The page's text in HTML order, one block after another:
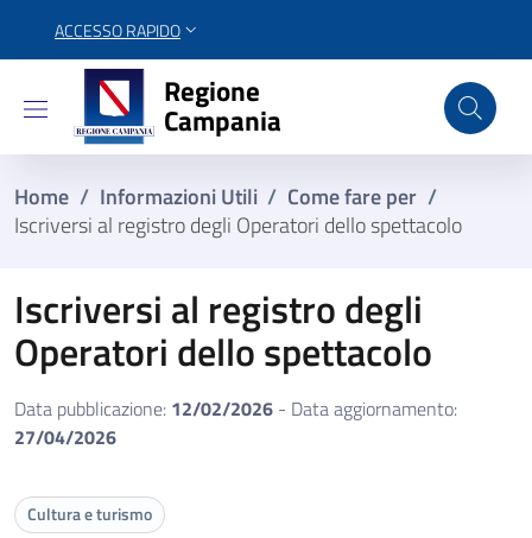
ACCESSO RAPIDO
Regione Campania
Regione
Campania
Home / Informazioni Utili / Come fare per /
Iscriversi al registro degli Operatori dello spettacolo
Iscriversi al registro degli
Operatori dello spettacolo
Data pubblicazione: 12/02/2026 - Data aggiornamento:
27/04/2026
Cultura e turismo